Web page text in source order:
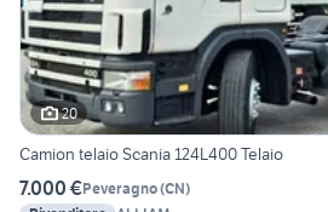
20
Camion telaio Scania 124L400 Telaio
7.000 €Peveragno(CN)